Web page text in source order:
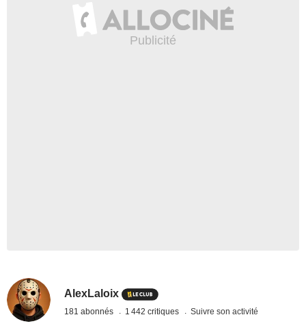
AlexLaloix
181 abonnés 1 442 critiques Suivre son activité